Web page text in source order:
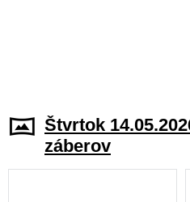
Štvrtok
záberov